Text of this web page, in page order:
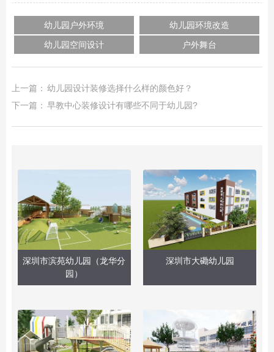
幼儿园户外环境
幼儿园环境改造
幼儿园空间设计
户外舞台
上一篇： 幼儿园设计装修选择什么样的颜色好？
下一篇： 早教中心装修设计有哪些不同于幼儿园?
深圳市滨苑幼儿园（龙华分
园）
深圳市大磡幼儿园